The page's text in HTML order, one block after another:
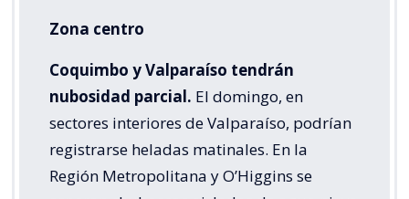
Zona centro
Coquimbo y Valparaíso tendrán
nubosidad parcial. El domingo, en
sectores interiores de Valparaíso, podrían
registrarse heladas matinales. En la
Región Metropolitana y O’Higgins se